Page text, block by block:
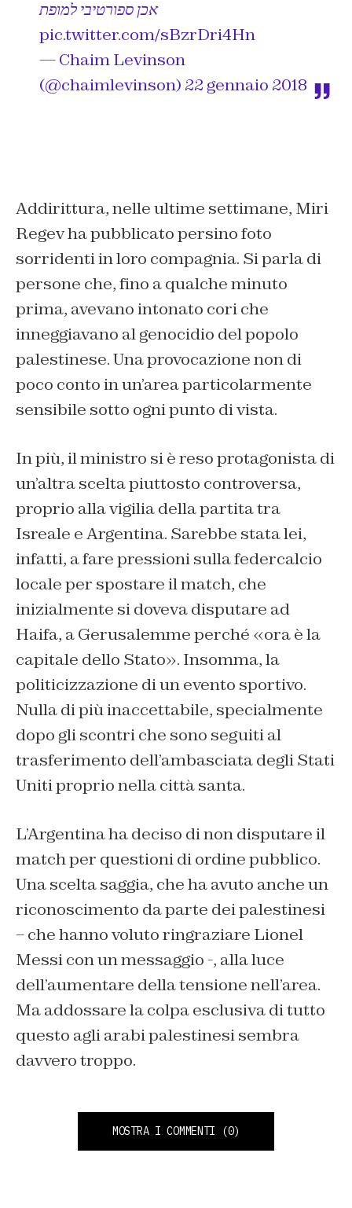
אכן ספורטיבי למופת
pic.twitter.com/sBzrDri4Hn
— Chaim Levinson
(@chaimlevinson) 22 gennaio 2018
Addirittura, nelle ultime settimane, Miri
Regev ha pubblicato persino foto
sorridenti in loro compagnia. Si parla di
persone che, fino a qualche minuto
prima, avevano intonato cori che
inneggiavano al genocidio del popolo
palestinese. Una provocazione non di
poco conto in un’area particolarmente
sensibile sotto ogni punto di vista.
In più, il ministro si è reso protagonista di
un’altra scelta piuttosto controversa,
proprio alla vigilia della partita tra
Isreale e Argentina. Sarebbe stata lei,
infatti, a fare pressioni sulla federcalcio
locale per spostare il match, che
inizialmente si doveva disputare ad
Haifa, a Gerusalemme perché «ora è la
capitale dello Stato». Insomma, la
politicizzazione di un evento sportivo.
Nulla di più inaccettabile, specialmente
dopo gli scontri che sono seguiti al
trasferimento dell’ambasciata degli Stati
Uniti proprio nella città santa.
L’Argentina ha deciso di non disputare il
match per questioni di ordine pubblico.
Una scelta saggia, che ha avuto anche un
riconoscimento da parte dei palestinesi
– che hanno voluto ringraziare Lionel
Messi con un messaggio -, alla luce
dell’aumentare della tensione nell’area.
Ma addossare la colpa esclusiva di tutto
questo agli arabi palestinesi sembra
davvero troppo.
MOSTRA I COMMENTI (0)